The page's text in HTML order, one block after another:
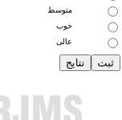
متوسط
خوب
عالی